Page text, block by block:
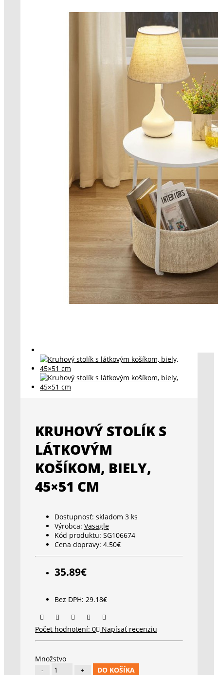
KRUHOVÝ STOLÍK S
LÁTKOVÝM
KOŠÍKOM, BIELY,
45×51 CM
Dostupnosť: skladom 3 ks
Výrobca: Vasagle
Kód produktu: SG106674
Cena dopravy: 4.50€
35.89€
Bez DPH: 29.18€
Počet hodnotení: 0 Napísať recenziu
Množstvo
DO KOŠÍKA